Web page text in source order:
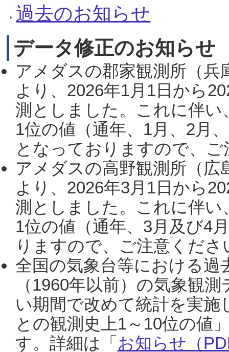
過去のお知らせ
データ修正のお知らせ
アメダスの郡家観測所（
より、2026年1月1日から
測としました。これに伴い
1位の値（通年、1月、2月
となっておりますので、
アメダスの高野観測所（
より、2026年3月1日から
測としました。これに伴い
1位の値（通年、3月及び4
りますので、ご注意くだ
全国の気象台等における過
（1960年以前）の気象観
い期間で改めて統計を実
との観測史上1～10位の値
す。詳細は「 お知らせ（